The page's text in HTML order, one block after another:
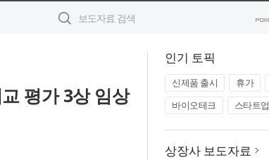
평가 3상 임상
인기 토픽
신제품 출시 휴가
바이오테크
스타트업
상장사 보도자료